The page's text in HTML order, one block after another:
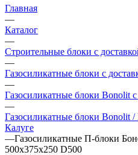
Главная
—
Каталог
—
Строительные блоки с
—
Газосиликатные блоки с
—
Газосиликатные блоки Bonolit
—
Газосиликатные блоки Bonolit /
Калуге
—Газосиликатные П-блоки
500х375х250 D500